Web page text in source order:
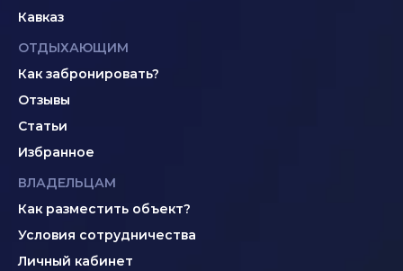
Кавказ
ОТДЫХАЮЩИМ
Как забронировать?
Отзывы
Статьи
Избранное
ВЛАДЕЛЬЦАМ
Как разместить объект?
Условия сотрудничества
Личный кабинет